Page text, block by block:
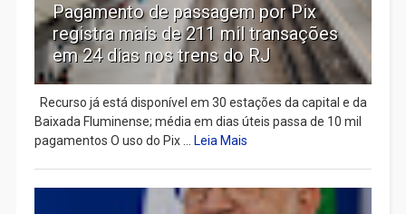
Pagamento de passagem por Pix
registra mais de 211 mil transações
em 24 dias nos trens do RJ
Recurso já está disponível em 30 estações da capital e da
Baixada Fluminense; média em dias úteis passa de 10 mil
pagamentos O uso do Pix ...
Leia Mais